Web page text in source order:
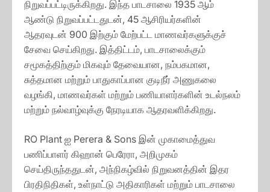
நிறுவப்பட்டிருக்கிறது. இந்த பாடசாலை 1935 ஆம்
ஆண்டு நிறுவப்பட்டதுடன், 45 ஆசிரியர்களின்
ஆதரவுடன் 900 இற்கும் மேற்பட்ட மாணவர்களுக்குச்
சேவை செய்கிறது. இத்திட்டம், பாடசாலைக்கும்
சமூகத்திற்கும் மிகவும் தேவையான, நம்பகமான,
சுத்தமான மற்றும் பாதுகாப்பான குடிநீர் அணுகலை
வழங்கி, மாணவர்கள் மற்றும் பணியாளர்களின் உடல்நலம்
மற்றும் நல்வாழ்வுக்கு நேரடியாக ஆதரவளிக்கிறது.
RO Plant ஐ Perera & Sons இன் முகாமைத்துவ
பணிப்பாளர் கிஹான் பெரேரா, அறிமுகம்
செய்திருந்ததுடன், அந்நிகழ்வில் நிறுவனத்தின் இதர
பிரதிநிதிகள், உள்நாட்டு அதிகாரிகள் மற்றும் பாடசாலை